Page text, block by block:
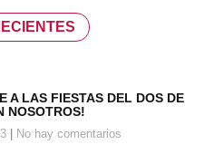
A LAS FIESTAS DEL DOS DE
NOSOTROS!
No hay comentarios